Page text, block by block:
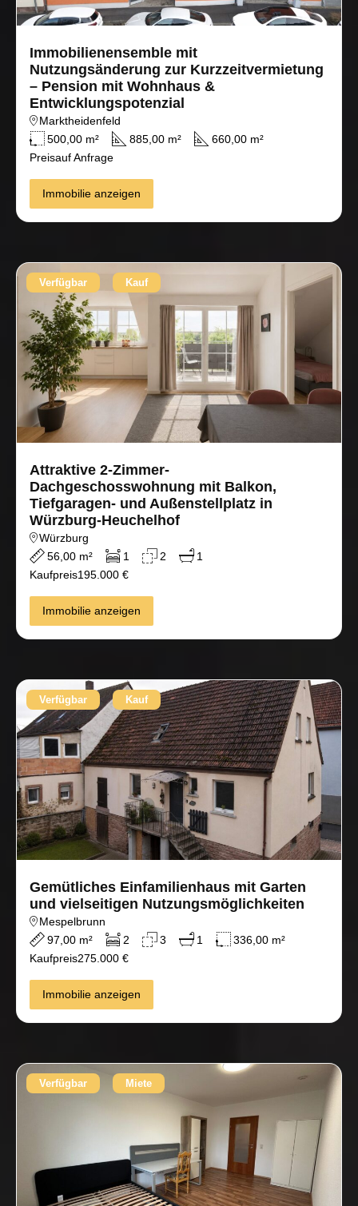
Immobilienensemble mit
Nutzungsänderung zur Kurzzeitvermietung
– Pension mit Wohnhaus &
Entwicklungspotenzial
Marktheidenfeld
500,00 m²
885,00 m²
660,00 m²
Preisauf Anfrage
Immobilie anzeigen
Verfügbar Kauf
Attraktive 2-Zimmer-
Dachgeschosswohnung mit Balkon,
Tiefgaragen- und Außenstellplatz in
Würzburg-Heuchelhof
Würzburg
56,00 m²
1 2
1
Kaufpreis195.000 €
Immobilie anzeigen
Verfügbar Kauf
Gemütliches Einfamilienhaus mit Garten
und vielseitigen Nutzungsmöglichkeiten
Mespelbrunn
97,00 m²
2 3 1
336,00 m²
Kaufpreis275.000 €
Immobilie anzeigen
Verfügbar Miete